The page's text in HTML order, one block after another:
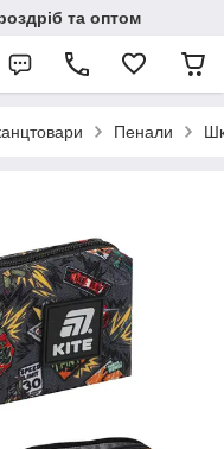
та оптом
Пенали